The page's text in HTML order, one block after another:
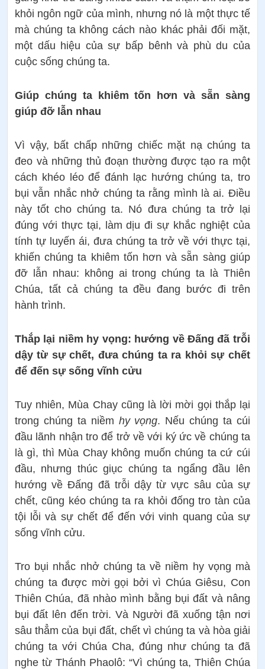
khỏi ngôn ngữ của mình, nhưng nó là một thực tế
mà chúng ta không cách nào khác phải đối mặt,
một dấu hiệu của sự bấp bênh và phù du của
cuộc sống chúng ta.
Giúp chúng ta khiêm tốn hơn và sẵn sàng
giúp đỡ lẫn nhau
Vì vậy, bất chấp những chiếc mặt nạ chúng ta
đeo và những thủ đoạn thường được tạo ra một
cách khéo léo để đánh lạc hướng chúng ta, tro
bụi vẫn nhắc nhở chúng ta rằng mình là ai. Điều
này tốt cho chúng ta. Nó đưa chúng ta trở lại
đúng với thực tại, làm dịu đi sự khắc nghiệt của
tính tự luyến ái, đưa chúng ta trở về với thực tại,
khiến chúng ta khiêm tốn hơn và sẵn sàng giúp
đỡ lẫn nhau: không ai trong chúng ta là Thiên
Chúa, tất cả chúng ta đều đang bước đi trên
hành trình.
Thắp lại niềm hy vọng: hướng về Đấng đã trỗi
dậy từ sự chết, đưa chúng ta ra khỏi sự chết
để đến sự sống vĩnh cửu
Tuy nhiên, Mùa Chay cũng là lời mời gọi thắp lại
trong chúng ta niềm hy vọng. Nếu chúng ta cúi
đầu lãnh nhận tro để trở về với ký ức về chúng ta
là gì, thì Mùa Chay không muốn chúng ta cứ cúi
đầu, nhưng thúc giục chúng ta ngẩng đầu lên
hướng về Đấng đã trỗi dậy từ vực sâu của sự
chết, cũng kéo chúng ta ra khỏi đống tro tàn của
tội lỗi và sự chết để đến với vinh quang của sự
sống vĩnh cửu.
Tro bụi nhắc nhở chúng ta về niềm hy vọng mà
chúng ta được mời gọi bởi vì Chúa Giêsu, Con
Thiên Chúa, đã nhào mình bằng bụi đất và nâng
bụi đất lên đến trời. Và Người đã xuống tận nơi
sâu thẳm của bụi đất, chết vì chúng ta và hòa giải
chúng ta với Chúa Cha, đúng như chúng ta đã
nghe từ Thánh Phaolô: “Vì chúng ta, Thiên Chúa